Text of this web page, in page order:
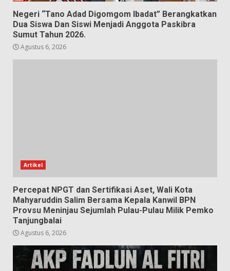
Negeri “Tano Adad Digomgom Ibadat” Berangkatkan
Dua Siswa Dan Siswi Menjadi Anggota Paskibra
Sumut Tahun 2026.
Agustus 6, 2026
Artikel
Percepat NPGT dan Sertifikasi Aset, Wali Kota
Mahyaruddin Salim Bersama Kepala Kanwil BPN
Provsu Meninjau Sejumlah Pulau-Pulau Milik Pemko
Tanjungbalai
Agustus 6, 2026